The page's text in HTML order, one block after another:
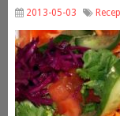
2013-05-03